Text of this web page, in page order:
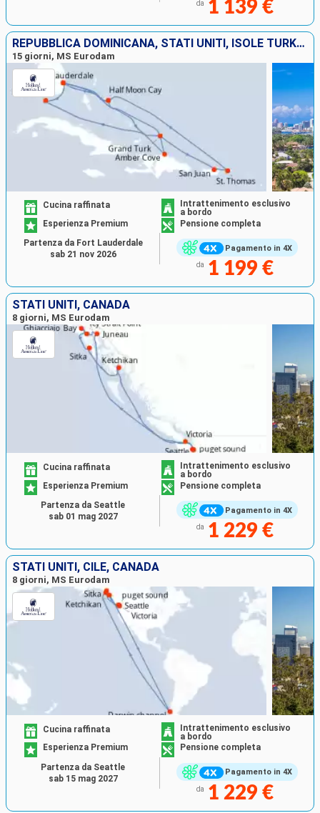
da 1 139 €
REPUBBLICA DOMINICANA, STATI UNITI, ISOLE TURKS E CAICOS, PORTORICO, SAINT THOMAS, BAHAMAS
15 giorni, MS Eurodam
Pagamento in 4X
Cucina raffinata
Intrattenimento esclusivo
a bordo
Esperienza Premium
Pensione completa
da 1 199 €
Partenza da Fort Lauderdale
sab 21 nov 2026
STATI UNITI, CANADA
8 giorni, MS Eurodam
Pagamento in 4X
Cucina raffinata
Intrattenimento esclusivo
a bordo
Esperienza Premium
Pensione completa
da 1 229 €
Partenza da Seattle
sab 01 mag 2027
STATI UNITI, CILE, CANADA
8 giorni, MS Eurodam
Pagamento in 4X
Cucina raffinata
Intrattenimento esclusivo
a bordo
Esperienza Premium
Pensione completa
da 1 229 €
Partenza da Seattle
sab 15 mag 2027